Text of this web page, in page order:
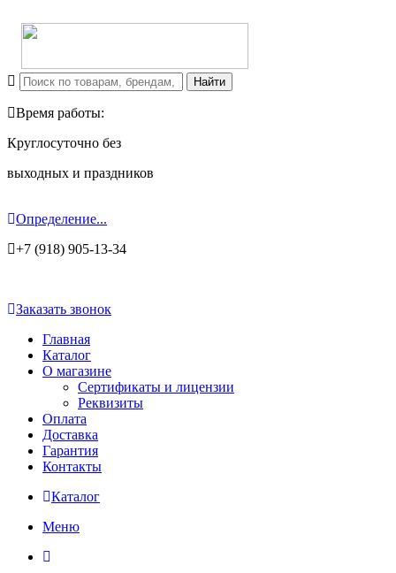
Время работы:
Круглосуточно без
выходных и праздников
Определение...
+7 (918) 905-13-34
Заказать звонок
Главная
Каталог
О магазине
Сертификаты и лицензии
Реквизиты
Оплата
Доставка
Гарантия
Контакты
Каталог
Меню